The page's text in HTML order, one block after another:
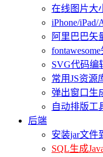
在线图片大
iPhone/
阿里巴巴矢
SVG代码编
常用JS资源
弹出窗口生
自动排版工
后端
安装jar文件
SQL生成